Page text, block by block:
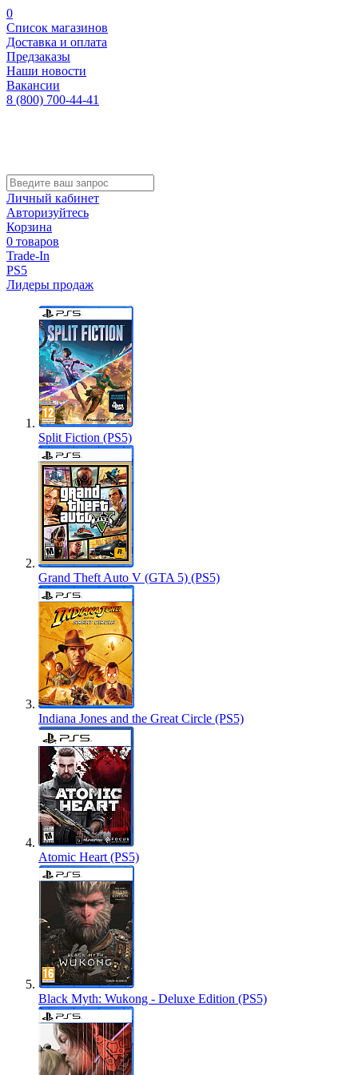
0
Список магазинов
Доставка и оплата
Предзаказы
Наши новости
Вакансии
8 (800) 700-44-41
Личный кабинет
Авторизуйтесь
Корзина
0 товаров
Trade-In
PS5
Лидеры продаж
Split Fiction (PS5)
Grand Theft Auto V (GTA 5) (PS5)
Indiana Jones and the Great Circle (PS5)
Atomic Heart (PS5)
Black Myth: Wukong - Deluxe Edition (PS5)